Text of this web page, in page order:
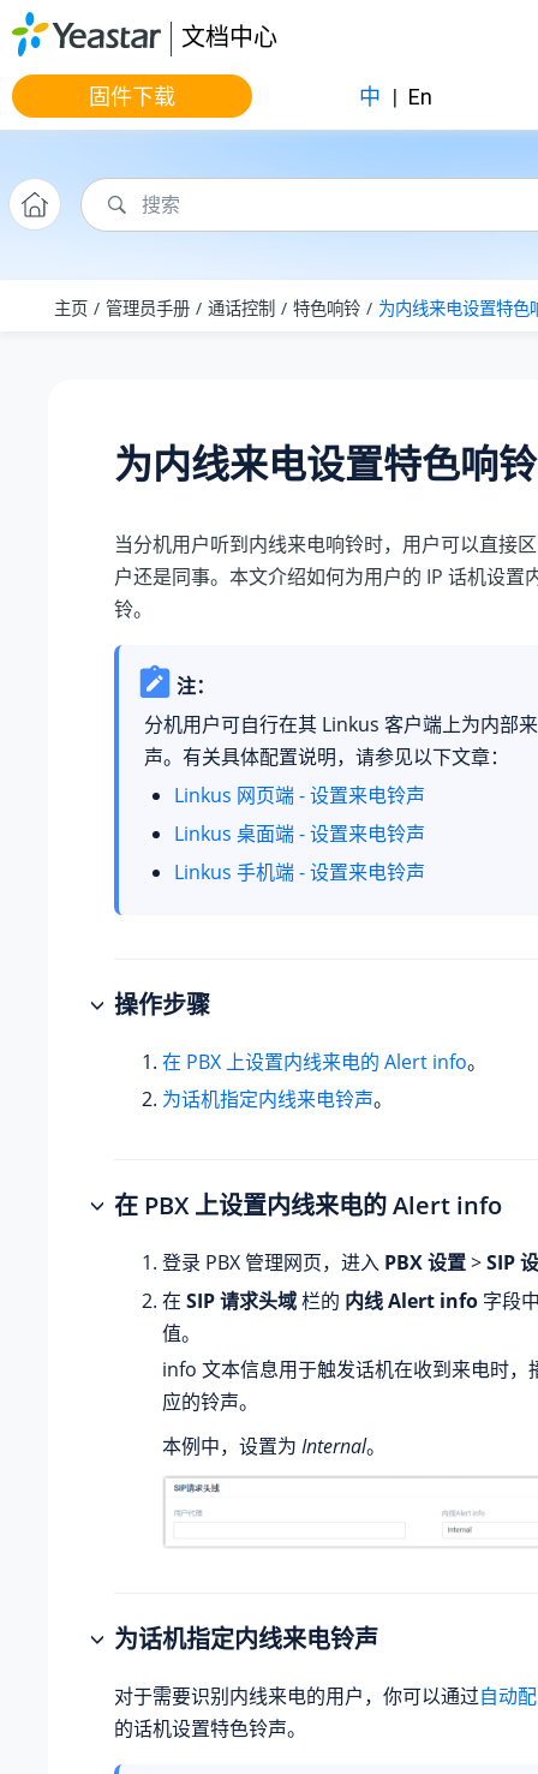
跳转到主要内容
文档中心
固件下载 中 | En
主页 管理员手册 通话控制 特色响铃 为内线来电设置特色
为内线来电设置特色响铃
当分机用户听到内线来电响铃时，用户可以直接
户还是同事。本文介绍如何为用户的 IP 话机设置
铃。
注：
分机用户可自行在其 Linkus 客户端上为内部
声。有关具体配置说明，请参见以下文章：
Linkus 网页端 - 设置来电铃声
Linkus 桌面端 - 设置来电铃声
Linkus 手机端 - 设置来电铃声
操作步骤
在 PBX 上设置内线来电的 Alert info。
为话机指定内线来电铃声。
在 PBX 上设置内线来电的 Alert info
登录 PBX 管理网页，进入 PBX 设置>SIP
在 SIP 请求头域栏的 内线 Alert info 字段
值。
info 文本信息用于触发话机在收到来电时，
应的铃声。
本例中，设置为 Internal。
为话机指定内线来电铃声
对于需要识别内线来电的用户，你可以通过自动
的话机设置特色铃声。